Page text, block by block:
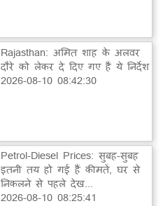
Rajasthan: अमित शाह के अलवर
दौरे को लेकर दे दिए गए हैं ये निर्देश
2026-08-10 08:42:30
Petrol-Diesel Prices: सुबह-सुबह
इतनी तय हो गई हैं कीमतें, घर से
निकलने से पहले देख...
2026-08-10 08:25:41